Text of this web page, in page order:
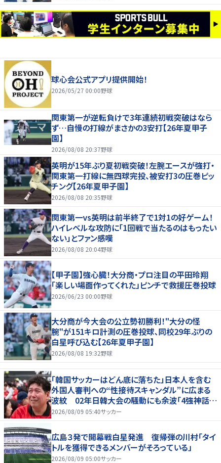
球心会公式アプリ提供開始！
2026/05/27 00:00野球
関東第一が逆転負けで3年連続初戦突破はなら
ず…自慢の打線がまさかの3安打【26年夏甲子
園】
2026/08/08 20:37野球
英明が15年ぶり夏初戦突破！左腕エースが強打・
関東第一打線に無四球完投、被安打3の圧巻ピッ
チング【26年夏甲子園】
2026/08/08 20:35野球
関東第一vs英明は前半終了で1対1の好ゲーム！
ハイレベルな攻防に「1回戦で当たるのはもったい
ない」とファン感嘆
2026/08/08 20:04野球
【甲子園】強心臓！大分商・プロ注目の平田玲翔
「楽しい場面作ってくれた」ピンチで救援圧巻投球
2026/06/23 00:00野球
大分商が今大会の公立勢初勝利！"大分の怪
腕"が151キロ計測の圧巻投球、同校29年ぶりの
白星呼び込む【26年夏甲子園】
2026/08/08 19:32野球
「韓国サッカーはどん底に落ちた」日本人を含む
外国人審判への“性接待スキャンダル”に広まる
波紋 02年日韓大会の騒動にも余波「4強神話も
疑われる」
2026/08/09 05:40サッカー
広島３発で開幕戦白星発進 復帰弾の川村「タイ
トルを獲得できるメンバーがそろっている」
2026/08/09 05:00サッカー